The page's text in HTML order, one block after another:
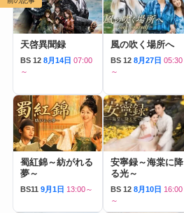
天啓異聞録
BS 12 8月14日 07:00
～
風の吹く場所へ
BS 12 8月27日 05:30
～
蜀紅錦～紡がれる
夢～
BS11 9月1日 13:00～
安寧録～海棠に降
る光～
BS 12 8月10日 16:00
～